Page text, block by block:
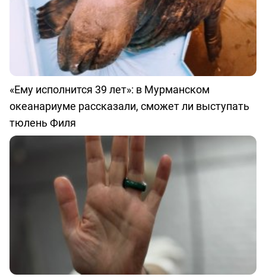
«Ему исполнится 39 лет»: в Мурманском
океанариуме рассказали, сможет ли выступать
тюлень Филя